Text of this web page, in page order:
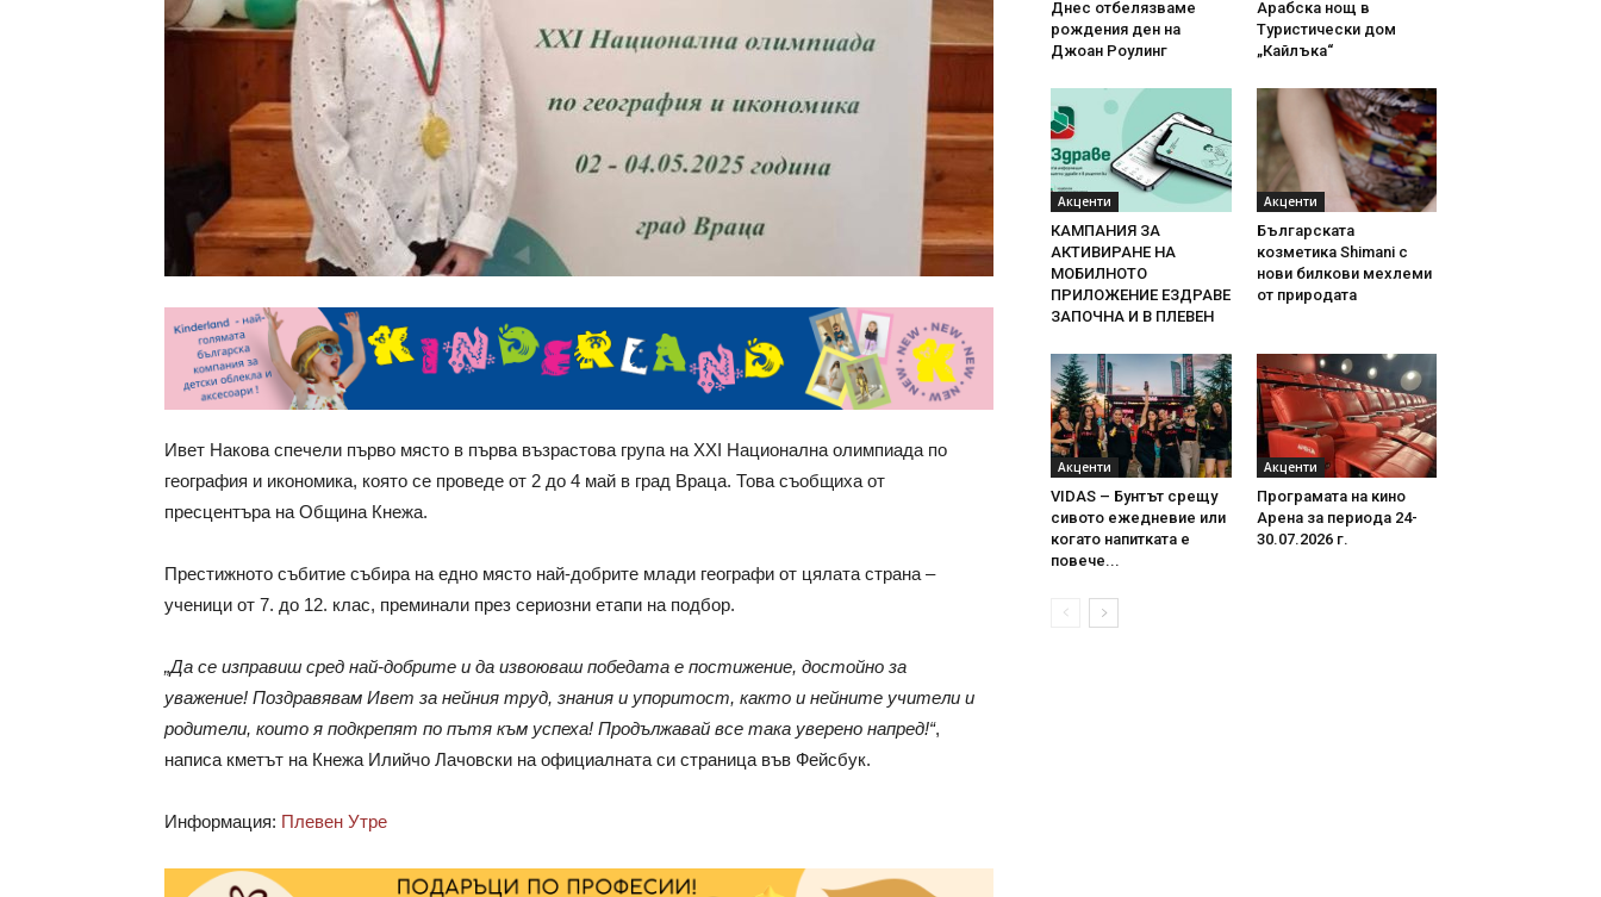
Ивет Накова спечели първо място в първа възрастова група на XXI Национална олимпиада по
география и икономика, която се проведе от 2 до 4 май в град Враца. Това съобщиха от
пресцентъра на Община Кнежа.
Престижното събитие събира на едно място най-добрите млади географи от цялата страна –
ученици от 7. до 12. клас, преминали през сериозни етапи на подбор.
„Да се изправиш сред най-добрите и да извоюваш победата е постижение, достойно за
уважение! Поздравявам Ивет за нейния труд, знания и упоритост, както и нейните учители и
родители, които я подкрепят по пътя към успеха! Продължавай все така уверено напред!“,
написа кметът на Кнежа Илийчо Лачовски на официалната си страница във Фейсбук.
Информация: Плевен Утре
Днес отбелязваме
рождения ден на
Джоан Роулинг
Арабска нощ в
Туристически дом
„Кайлъка“
Акценти
КАМПАНИЯ ЗА
АКТИВИРАНЕ НА
МОБИЛНОТО
ПРИЛОЖЕНИЕ ЕЗДРАВЕ
ЗАПОЧНА И В ПЛЕВЕН
Акценти
Българската
козметика Shimani с
нови билкови мехлеми
от природата
Акценти
VIDAS – Бунтът срещу
сивото ежедневие или
когато напитката е
повече...
Акценти
Програмата на кино
Арена за периода 24-
30.07.2026 г.